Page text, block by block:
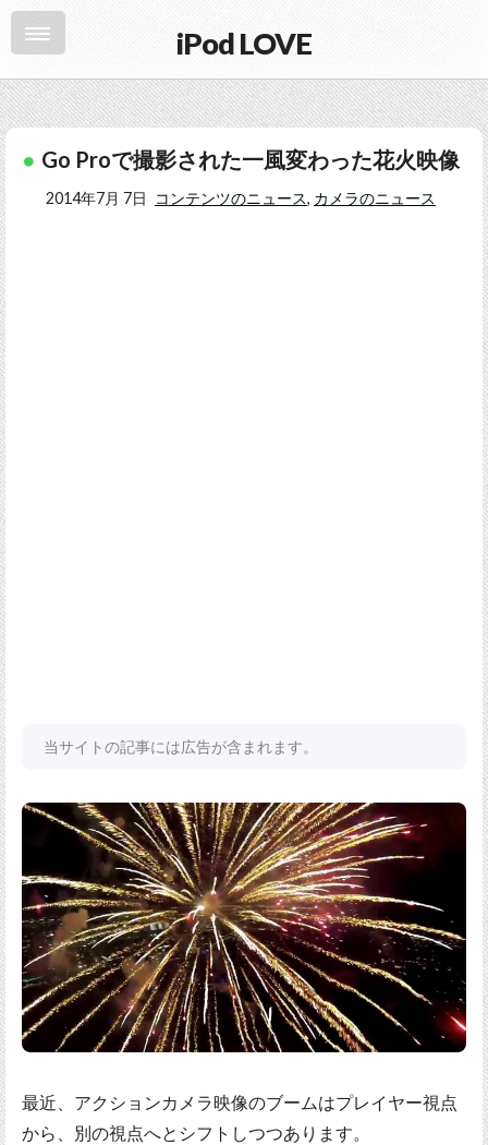
iPod LOVE
Go Proで撮影された一風変わった花火映像
2014年7月 7日 コンテンツのニュース, カメラのニュース
当サイトの記事には広告が含まれます。
最近、アクションカメラ映像のブームはプレイヤー視点
から、別の視点へとシフトしつつあります。